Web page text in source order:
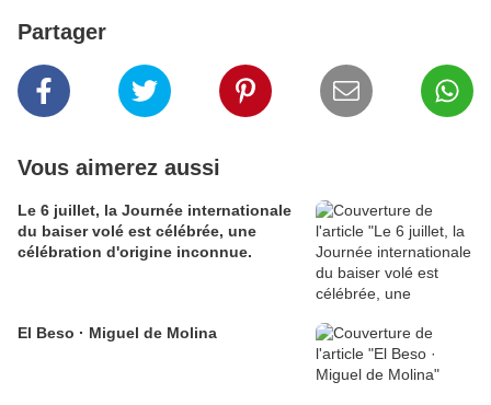
Partager
Vous aimerez aussi
Le 6 juillet, la Journée internationale
du baiser volé est célébrée, une
célébration d'origine inconnue.
El Beso · Miguel de Molina